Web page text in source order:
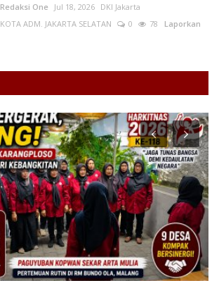
Redaksi One Jul 18, 2026 DKI Jakarta
KOTA ADM. JAKARTA SELATAN
0 78 Laporkan